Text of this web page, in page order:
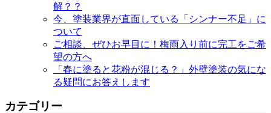
解？？
今、塗装業界が直面している「シンナー不足」に
ついて
ご相談、ぜひお早目に！梅雨入り前に完工をご希
望の方へ
「春に塗ると花粉が混じる？」外壁塗装の気にな
る疑問にお答えします
カテゴリー